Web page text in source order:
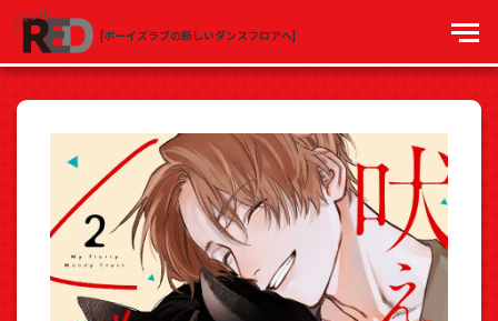
[ボーイズラブの新しいダンスフロアへ]